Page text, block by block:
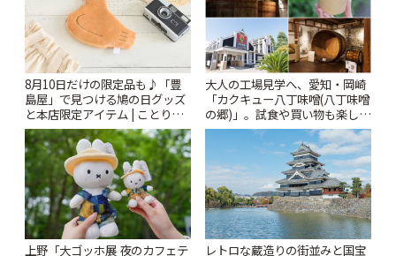
8月10日だけの限定品も♪「豊
島屋」で見つける鳩の日グッズ
と本店限定アイテム | ことりっ
ぷ
大人の工場見学へ、愛知・岡崎
「カクキュー八丁味噌(八丁味噌
の郷)」。試食や買い物も楽しみ
♪ | ことりっぷ
上野「大ゴッホ展 夜のカフェテ
レトロな蔵造りの街並みと国宝